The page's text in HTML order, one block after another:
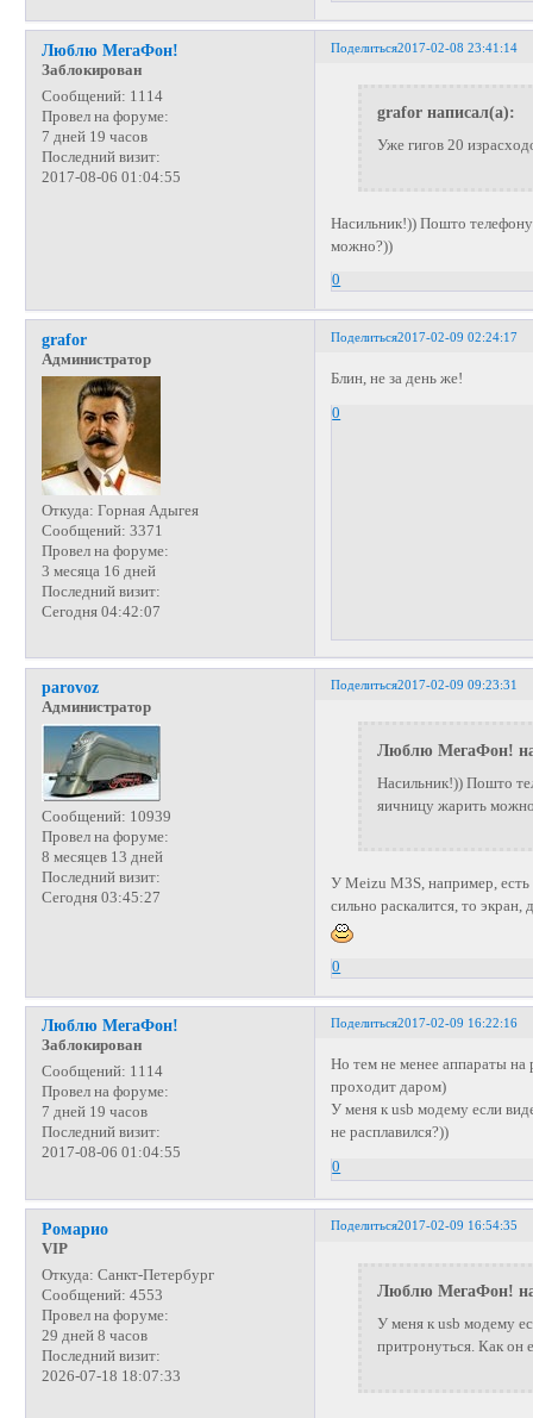
Поделиться2017-02-08 23:41:14
Люблю МегаФон!
Заблокирован
Сообщений: 1114
Провел на форуме:
7 дней 19 часов
Последний визит:
2017-08-06 01:04:55
grafor написал(а):
Уже гигов 20
Насильник!)) Пошто
можно?))
0
Поделиться2017-02-09 02:24:17
grafor
Администратор
Откуда: Горная Адыгея
Сообщений: 3371
Провел на форуме:
3 месяца 16 дней
Последний визит:
Сегодня 04:42:07
Блин, не за день же!
0
Поделиться2017-02-09 09:23:31
parovoz
Администратор
Сообщений: 10939
Провел на форуме:
8 месяцев 13 дней
Последний визит:
Сегодня 03:45:27
Люблю МегаФон!
Насильник!)) Пошто
яичницу жарить
У Meizu M3S, например, есть
сильно раскалится, то
0
Поделиться2017-02-09 16:22:16
Люблю МегаФон!
Заблокирован
Сообщений: 1114
Провел на форуме:
7 дней 19 часов
Последний визит:
2017-08-06 01:04:55
Но тем не менее аппараты на
проходит даром)
У меня к usb модему если
не расплавился?))
0
Поделиться2017-02-09 16:54:35
Ромарио
VIP
Откуда: Санкт-Петербург
Сообщений: 4553
Провел на форуме:
29 дней 8 часов
Последний визит:
2026-07-18 18:07:33
Люблю МегаФон!
У меня к usb модему
притронуться. Как он